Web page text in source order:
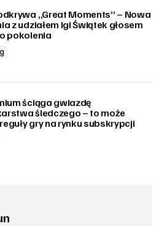
„Great Moments” – Nowa
z udziałem Igi Świątek głosem
pokolenia
ściąga gwiazdę
śledczego – to może
gry na rynku subskrypcji